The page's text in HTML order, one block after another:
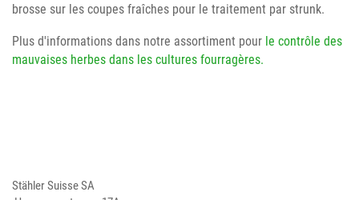
brosse sur les coupes fraîches pour le traitement par strunk.
Plus d'informations dans notre assortiment pour le contrôle des
mauvaises herbes dans les cultures fourragères.
Stähler Suisse SA